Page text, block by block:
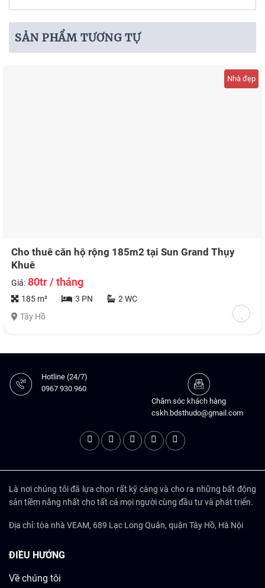
SẢN PHẨM TƯƠNG TỰ
Nhà đẹp
Cho thuê căn hộ rộng 185m2 tại Sun Grand Thụy
Khuê
Giá:80tr / tháng
185 m² 3 PN
2 WC
Tây Hồ
Hotline (24/7)
0967 930 960
Chăm sóc khách hàng
cskh.bdsthudo@gmail.com
Là nơi chúng tôi đã lựa chọn rất kỹ càng và cho ra những bất động
sản tiềm năng nhất cho tất cả mọi người cùng đầu tư và phát triển.
Địa chỉ: tòa nhà VEAM, 689 Lạc Long Quân, quận Tây Hồ, Hà Nội
ĐIỀU HƯỚNG
Về chúng tôi